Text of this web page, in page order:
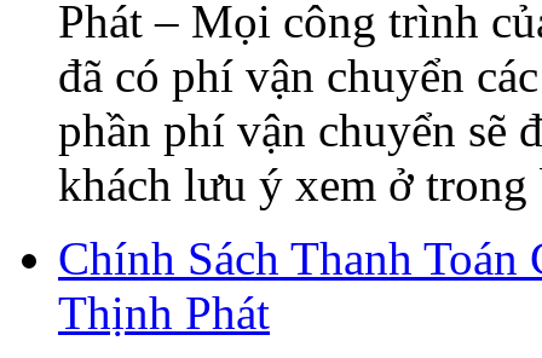
Phát – Mọi công trình
đã có phí vận chuyển
phần phí vận chuyển sẽ
khách lưu ý xem ở trong
Chính Sách Thanh Toán
Thịnh Phát